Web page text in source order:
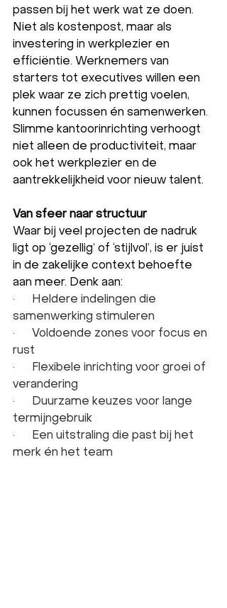
passen bij het werk wat ze doen.
Niet als kostenpost, maar als
investering in werkplezier en
efficiëntie. Werknemers van
starters tot executives willen een
plek waar ze zich prettig voelen,
kunnen focussen én samenwerken.
Slimme kantoorinrichting verhoogt
niet alleen de productiviteit, maar
ook het werkplezier en de
aantrekkelijkheid voor nieuw talent.
Van sfeer naar structuur
Waar bij veel projecten de nadruk
ligt op ‘gezellig’ of ‘stijlvol’, is er juist
in de zakelijke context behoefte
aan meer. Denk aan:
·      Heldere indelingen die
samenwerking stimuleren
·      Voldoende zones voor focus en
rust
·      Flexibele inrichting voor groei of
verandering
·      Duurzame keuzes voor lange
termijngebruik
·      Een uitstraling die past bij het
merk én het team